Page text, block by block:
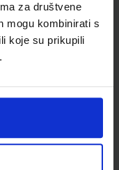
za društvene
mogu kombinirati s
koje su prikupili
broj ministarstva: 7004
u četvrtom razredu